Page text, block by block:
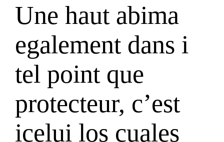
Une haut abima
egalement dans i
tel point que
protecteur, c’est
icelui los cuales